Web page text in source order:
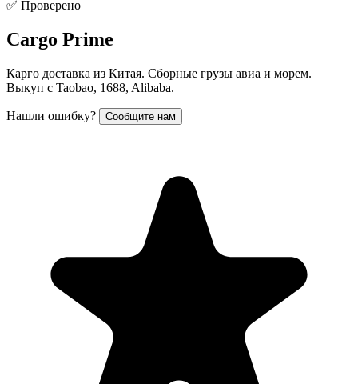
✅ Проверено
Cargo Prime
Карго доставка из Китая. Сборные грузы авиа и морем.
Выкуп с Taobao, 1688, Alibaba.
Нашли ошибку? Сообщите нам